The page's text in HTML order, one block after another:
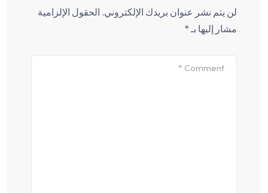
لن يتم نشر عنوان بريدك الإلكتروني. الحقول الإلزامية
مشار إليها بـ*